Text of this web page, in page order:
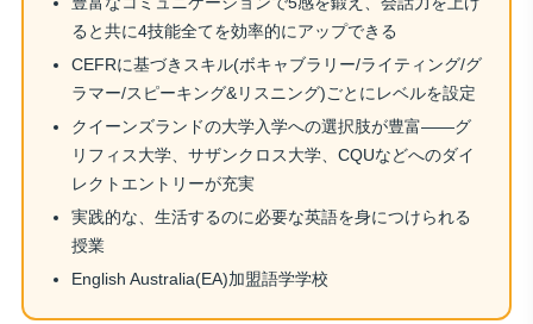
ると共に4技能全てを効率的にアップできる
CEFRに基づきスキル(ボキャブラリー/ライティング/グ
ラマー/スピーキング&リスニング)ごとにレベルを設定
クイーンズランドの大学入学への選択肢が豊富——グ
リフィス大学、サザンクロス大学、CQUなどへのダイ
レクトエントリーが充実
実践的な、生活するのに必要な英語を身につけられる
授業
English Australia(EA)加盟語学学校